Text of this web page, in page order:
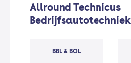
Allround Technicus
Bedrijfsautotechniek
BBL & BOL